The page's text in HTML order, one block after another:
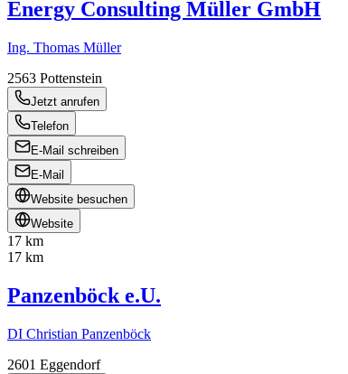
Energy Consulting Müller GmbH
Ing. Thomas Müller
2563 Pottenstein
Jetzt anrufen
Telefon
E-Mail schreiben
E-Mail
Website besuchen
Website
17 km
17 km
Panzenböck e.U.
DI Christian Panzenböck
2601 Eggendorf